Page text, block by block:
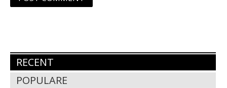
RECENT
POPULARE